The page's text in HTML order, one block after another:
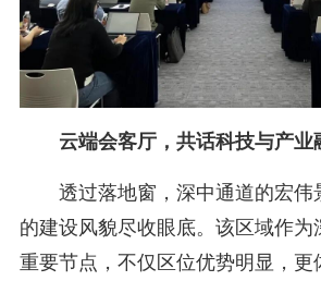
云端会客厅，共话科技与产业
透过落地窗，深中通道的宏伟
的建设风貌尽收眼底。该区域作为
重要节点，不仅区位优势明显，更